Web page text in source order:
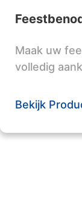
Maak uw
volledig
Bekijk